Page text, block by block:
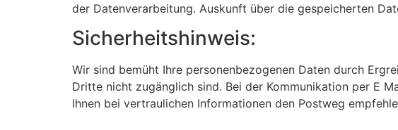
der Datenverarbeitung. Auskunft über die gespeicherten
Sicherheitshinweis:
Wir sind bemüht Ihre personenbezogenen Daten durch
Dritte nicht zugänglich sind. Bei der Kommunikation per E
Ihnen bei vertraulichen Informationen den Postweg